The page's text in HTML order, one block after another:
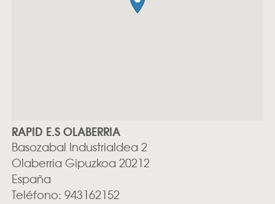
RAPID E.S OLABERRIA
Basozabal Industrialdea 2
Olaberria Gipuzkoa 20212
España
Teléfono: 943162152